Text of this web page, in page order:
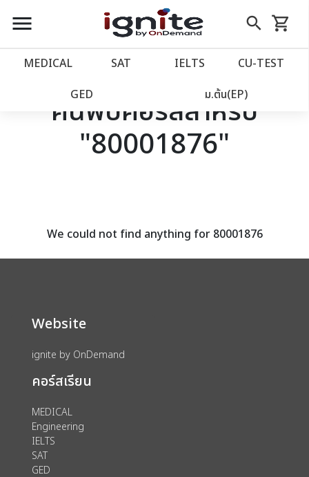
close
account_balance หน้าแรก
เว็บไซต์อิกไนท์
โปรโมชั่น
assignment ลงทะเบียน
menu search
Skip
to
shopping_cart
รถเข็น
MEDICAL SAT IELTS CU‑TEST
GED ม.ต้น(EP)
ค้นพบคอร์สสำหรับ
"80001876"
We could not find anything for 80001876
Website
ignite by OnDemand
คอร์สเรียน
MEDICAL
Engineering
IELTS
SAT
GED